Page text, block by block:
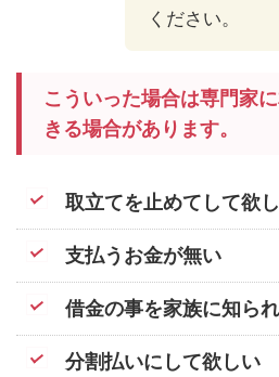
ください。
こういった場合は専門家
きる場合があります。
取立てを止めてして欲
支払うお金が無い
借金の事を家族に知ら
分割払いにして欲しい